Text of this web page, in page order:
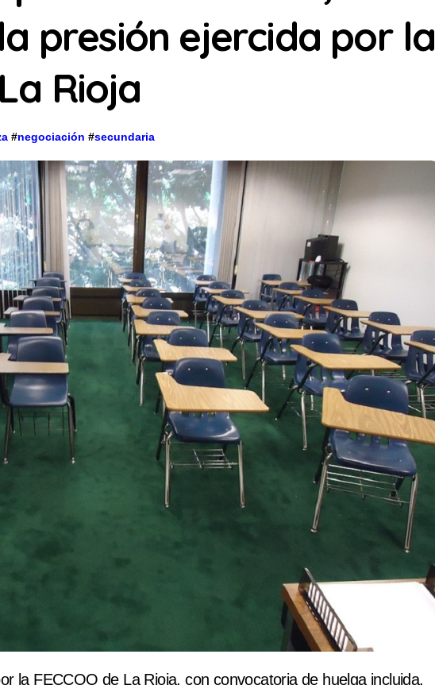
presión ejercida por la
Rioja
#negociación #secundaria
la FECCOO de La Rioja, con convocatoria de huelga incluida,